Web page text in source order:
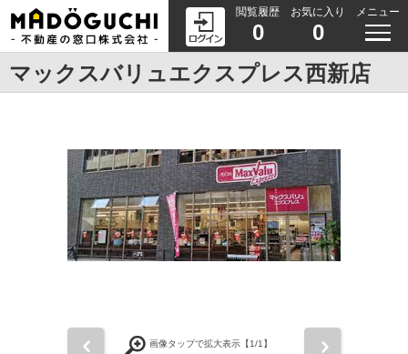
閲覧履歴
0
お気に入り
0
メニュー
マックスバリュエクスプレス西新店
画像タップで拡大表示【1/1】